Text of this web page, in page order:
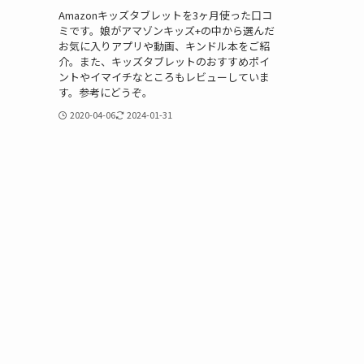
Amazonキッズタブレットを3ヶ月使った口コ
ミです。娘がアマゾンキッズ+の中から選んだ
お気に入りアプリや動画、キンドル本をご紹
介。また、キッズタブレットのおすすめポイ
ントやイマイチなところもレビューしていま
す。参考にどうぞ。
2020-04-06 2024-01-31